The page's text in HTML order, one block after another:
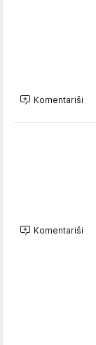
Komentariši
Komentariši